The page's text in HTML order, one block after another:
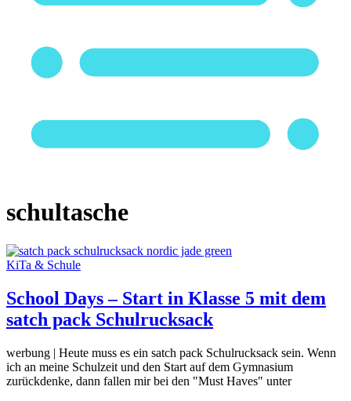
schultasche
KiTa & Schule
School Days – Start in Klasse 5 mit dem
satch pack Schulrucksack
werbung | Heute muss es ein satch pack Schulrucksack sein. Wenn
ich an meine Schulzeit und den Start auf dem Gymnasium
zurückdenke, dann fallen mir bei den "Must Haves" unter